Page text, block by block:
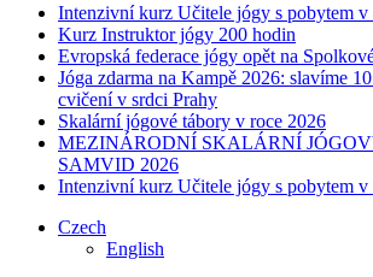
Intenzivní kurz Učitele jógy s pobytem v
Kurz Instruktor jógy 200 hodin
Evropská federace jógy opět na
Jóga zdarma na Kampě 2026: slavíme
cvičení v srdci Prahy
Skalární jógové tábory v roce 2026
MEZINÁRODNÍ ​SKALÁRNÍ
SAMVID 2026
Intenzivní kurz Učitele jógy s pobytem v
Czech
English